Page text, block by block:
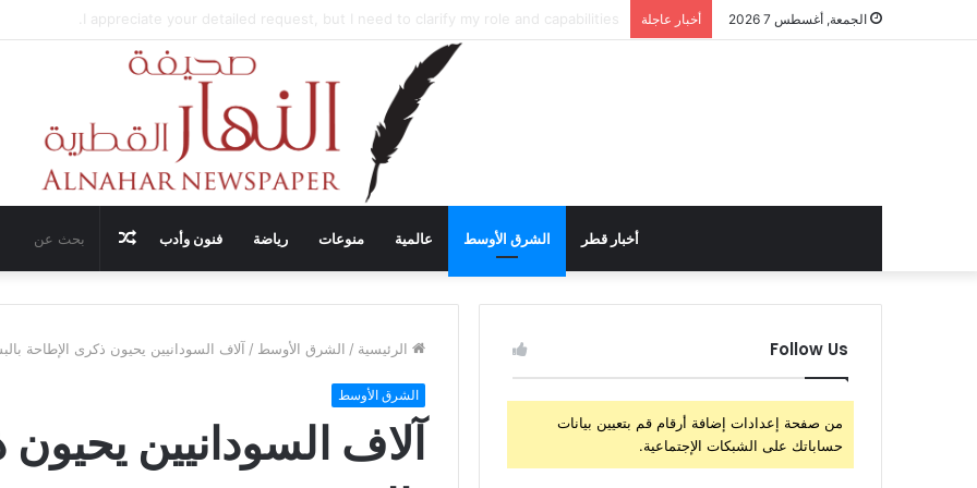
الجمعة, أغسطس 7 2026 أخبار عاجلة الولايات المتحدة تستضيف محادثات وقف إطلاق النار في غزة مع قطر وتركيا ومصر
أخبار قطر الشرق الأوسط عالمية منوعات رياضة فنون وأدب مقال
عشوائي
الرئيسية / الشرق الأوسط / آلاف السودانيين يحيون ذكرى الإطاحة
الشرق الأوسط
آلاف السودانيين
Follow Us
من صفحة إعدادات إضافة أرقام قم بتعيين بيانات
حساباتك على الشبكات الإجتماعية.